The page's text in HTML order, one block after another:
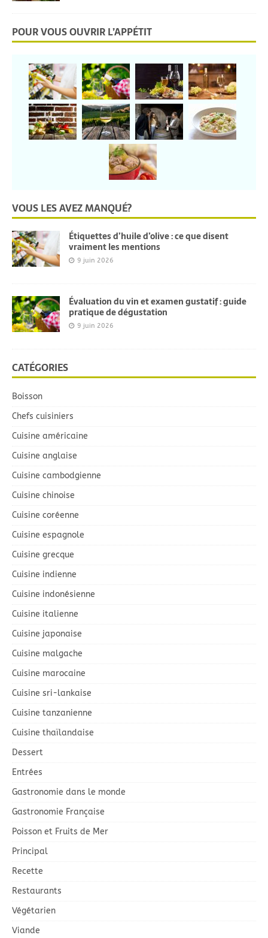
POUR VOUS OUVRIR L’APPÉTIT
VOUS LES AVEZ MANQUÉ?
Étiquettes d’huile d’olive : ce que disent
vraiment les mentions
9 juin 2026
Évaluation du vin et examen gustatif : guide
pratique de dégustation
9 juin 2026
CATÉGORIES
Boisson
Chefs cuisiniers
Cuisine américaine
Cuisine anglaise
Cuisine cambodgienne
Cuisine chinoise
Cuisine coréenne
Cuisine espagnole
Cuisine grecque
Cuisine indienne
Cuisine indonésienne
Cuisine italienne
Cuisine japonaise
Cuisine malgache
Cuisine marocaine
Cuisine sri-lankaise
Cuisine tanzanienne
Cuisine thaïlandaise
Dessert
Entrées
Gastronomie dans le monde
Gastronomie Française
Poisson et Fruits de Mer
Principal
Recette
Restaurants
Végétarien
Viande